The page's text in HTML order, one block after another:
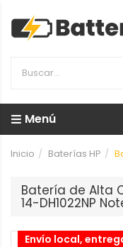
Menú
Inicio Baterías HP
Batería de Alta
14-DH1022NP
Envío local,